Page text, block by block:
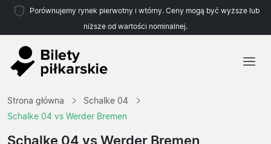
Porównujemy rynek pierwotny i wtórny. Ceny mogą być wyższe lub
niższe od wartości nominalnej.
Drużyny
Ligi
Strona główna
Schalke 04
Schalke 04 vs Werder Bremen
Schalke 04 vs Werder Bremen